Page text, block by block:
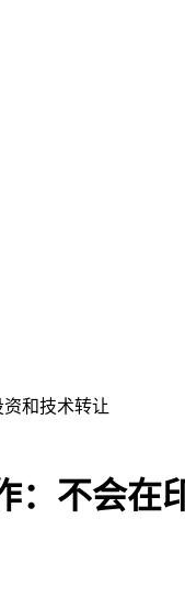
：不会在